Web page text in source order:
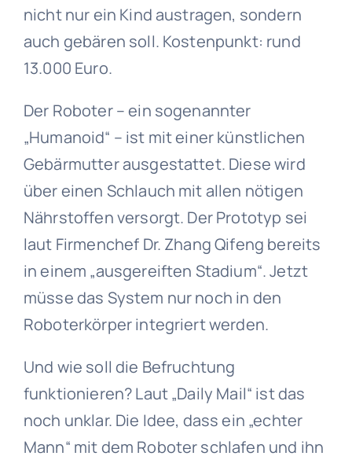
nicht nur ein Kind austragen, sondern
auch gebären soll. Kostenpunkt: rund
13.000 Euro.
Der Roboter – ein sogenannter
„Humanoid“ – ist mit einer künstlichen
Gebärmutter ausgestattet. Diese wird
über einen Schlauch mit allen nötigen
Nährstoffen versorgt. Der Prototyp sei
laut Firmenchef Dr. Zhang Qifeng bereits
in einem „ausgereiften Stadium“. Jetzt
müsse das System nur noch in den
Roboterkörper integriert werden.
Und wie soll die Befruchtung
funktionieren? Laut „Daily Mail“ ist das
noch unklar. Die Idee, dass ein „echter
Mann“ mit dem Roboter schlafen und ihn